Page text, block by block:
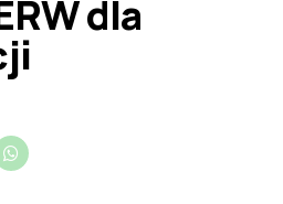
dla